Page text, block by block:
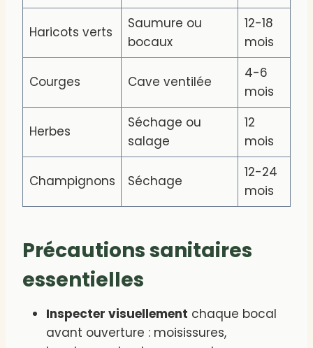
Haricots verts
Saumure ou
bocaux
12-18
mois
Courges Cave ventilée
4-6
mois
Herbes
Séchage ou
salage
12
mois
Champignons Séchage
12-24
mois
Précautions sanitaires
essentielles
Inspecter visuellement chaque bocal
avant ouverture : moisissures,